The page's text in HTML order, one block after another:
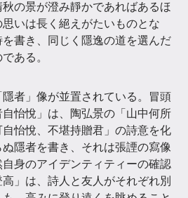
の景が澄み靜かであればあるほ
いは長く絕えがたいものとな
書き、同じく隱逸の道を選んだ
ある。
者」像が並置されている。冒頭
怡悅」は、陶弘景の「山中何所
怡悅、不堪持贈君」の詩意を化
隱者を書き、それは張諲の寫像
身のアイデンティティーの確認
」は、詩人と友人がそれぞれ別